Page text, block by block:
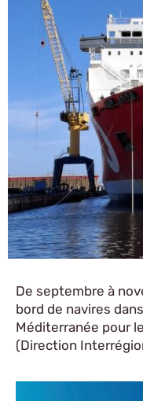
De septembre à
bord de navires
Méditerranée pour
(Direction